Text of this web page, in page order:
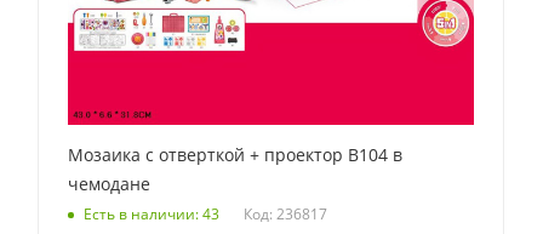
Мозаика с отверткой + проектор B104 в
чемодане
Есть в наличии: 43 Код: 236817